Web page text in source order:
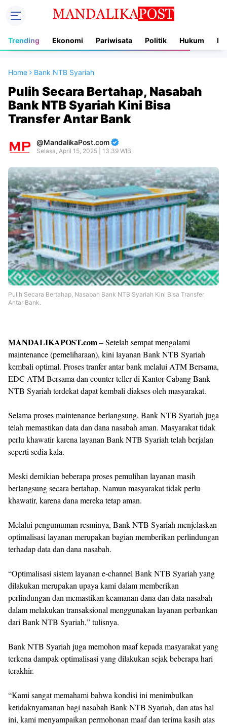
Trending Ekonomi Pariwisata Politik Hukum
Home Bank NTB Syariah
Pulih Secara Bertahap, Nasabah
Bank NTB Syariah Kini Bisa
Transfer Antar Bank
MandalikaPost.com
Selasa, April 15, 2025 | 13.39 WIB
Pulih Secara Bertahap, Nasabah Bank NTB Syariah Kini Bisa Transfer
Antar Bank.
MANDALIKAPOST.com– Setelah sempat mengalami
maintenance (pemeliharaan), kini layanan Bank NTB Syariah
kembali optimal. Proses tranfer antar bank melalui ATM Bersama,
EDC ATM Bersama dan counter teller di Kantor Cabang Bank
NTB Syariah terdekat dapat kembali diakses oleh masyarakat.
Selama proses maintenance berlangsung, Bank NTB Syariah juga
telah memastikan data dan dana nasabah aman. Masyarakat tidak
perlu khawatir karena layanan Bank NTB Syariah telah berjalan
seperti sedia kala.
Meski demikian beberapa proses pemulihan layanan masih
berlangsung secara bertahap. Namun masyarakat tidak perlu
khawatir, karena dana mereka tetap aman.
Melalui pengumuman resminya, Bank NTB Syariah menjelaskan
optimalisasi layanan merupakan bagian memberikan perlindungan
terhadap data dan dana nasabah.
“Optimalisasi sistem layanan e-channel Bank NTB Syariah yang
dilakukan merupakan upaya kami dalam memberikan
perlindungan dan memastikan keamanan dana dan data nasabah
dalam melakukan transaksional menggunakan layanan perbankan
dari Bank NTB Syariah,” tulisnya.
Bank NTB Syariah juga memohon maaf kepada masyarakat yang
terkena dampak optimalisasi yang dilakukan sejak beberapa hari
terakhir.
“Kami sangat memahami bahwa kondisi ini menimbulkan
ketidaknyamanan bagi nasabah Bank NTB Syariah, dan atas hal
ini, kami menyampaikan permohonan maaf dan terima kasih atas